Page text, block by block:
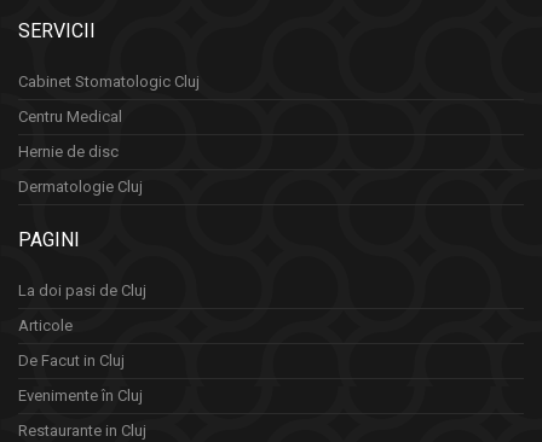
SERVICII
Cabinet Stomatologic Cluj
Centru Medical
Hernie de disc
Dermatologie Cluj
PAGINI
La doi pasi de Cluj
Articole
De Facut in Cluj
Evenimente în Cluj
Restaurante in Cluj